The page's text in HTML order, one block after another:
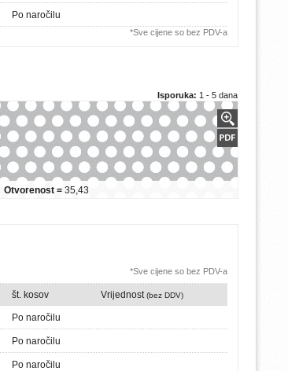
Po naročilu
*Sve cijene so bez PDV-a
Otvorenost = 35,43
Isporuka: 1 - 5 dana
*Sve cijene so bez PDV-a
št. kosov Vrijednost(bez DDV)
Po naročilu
Po naročilu
Po naročilu